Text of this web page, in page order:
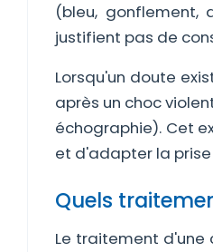
(bleu, gonflement,
justifient pas de
Lorsqu'un doute
après un choc
échographie). Cet
et d'adapter la
Quels
Le traitement d'une